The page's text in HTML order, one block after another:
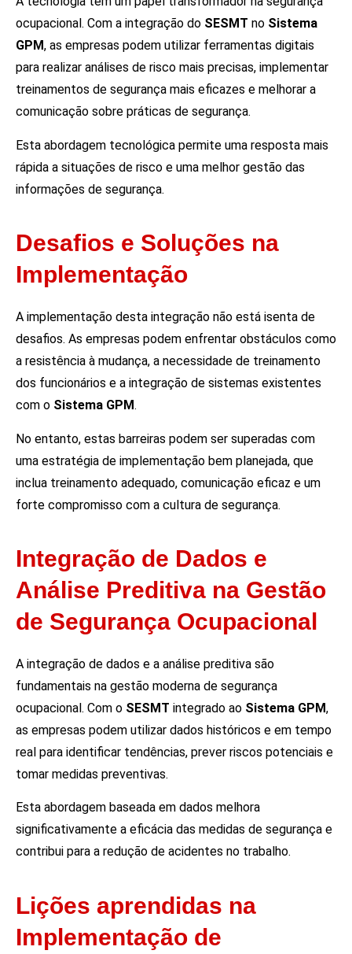
ocupacional. Com a integração do SESMT no Sistema
GPM, as empresas podem utilizar ferramentas digitais
para realizar análises de risco mais precisas, implementar
treinamentos de segurança mais eficazes e melhorar a
comunicação sobre práticas de segurança.
Esta abordagem tecnológica permite uma resposta mais
rápida a situações de risco e uma melhor gestão das
informações de segurança.
Desafios e Soluções na
Implementação
A implementação desta integração não está isenta de
desafios. As empresas podem enfrentar obstáculos como
a resistência à mudança, a necessidade de treinamento
dos funcionários e a integração de sistemas existentes
com o Sistema GPM.
No entanto, estas barreiras podem ser superadas com
uma estratégia de implementação bem planejada, que
inclua treinamento adequado, comunicação eficaz e um
forte compromisso com a cultura de segurança.
Integração de Dados e
Análise Preditiva na Gestão
de Segurança Ocupacional
A integração de dados e a análise preditiva são
fundamentais na gestão moderna de segurança
ocupacional. Com o SESMT integrado ao Sistema GPM,
as empresas podem utilizar dados históricos e em tempo
real para identificar tendências, prever riscos potenciais e
tomar medidas preventivas.
Esta abordagem baseada em dados melhora
significativamente a eficácia das medidas de segurança e
contribui para a redução de acidentes no trabalho.
Lições aprendidas na
Implementação de